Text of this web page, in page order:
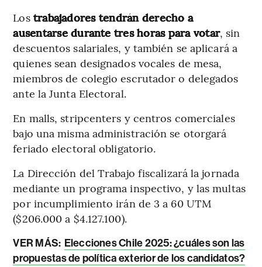
Los trabajadores tendrán derecho a
ausentarse durante tres horas para votar, sin
descuentos salariales, y también se aplicará a
quienes sean designados vocales de mesa,
miembros de colegio escrutador o delegados
ante la Junta Electoral.
En malls, stripcenters y centros comerciales
bajo una misma administración se otorgará
feriado electoral obligatorio.
La Dirección del Trabajo fiscalizará la jornada
mediante un programa inspectivo, y las multas
por incumplimiento irán de 3 a 60 UTM
($206.000 a $4.127.100).
VER MÁS: Elecciones Chile 2025: ¿cuáles son las
propuestas de política exterior de los candidatos?